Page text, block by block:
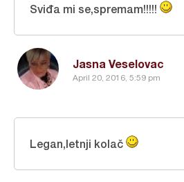
Jasna Veselovac
April 20, 2016, 5:59 pm
Sviđa mi se,spremam!!!!!
Legan,letnji kolač